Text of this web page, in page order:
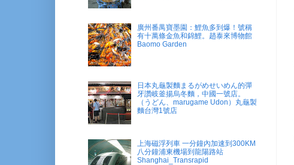
廣州番禺寶墨園：鯉魚多到爆！號稱
有十萬條金魚和錦鯉。趙泰來博物館
Baomo Garden
日本丸龜製麵まるがめせいめん的彈
牙讚岐釜揚烏冬麵，中國一號店。
（うどん、marugame Udon）丸龜製
麵台灣1號店
上海磁浮列車 一分鐘內加速到300KM
八分鐘浦東機場到龍陽路站
Shanghai_Transrapid